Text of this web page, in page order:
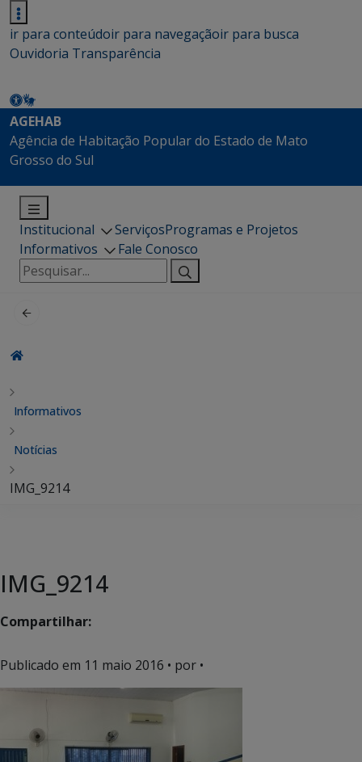
ir para conteúdoir para navegaçãoir para busca
Ouvidoria Transparência
AGEHAB
Agência de Habitação Popular do Estado de Mato
Grosso do Sul
Institucional ServiçosProgramas e Projetos
Informativos
Fale Conosco
Pesquisar
por:
Informativos
Notícias
IMG_9214
IMG_9214
Compartilhar:
Publicado em 11 maio 2016 • por •